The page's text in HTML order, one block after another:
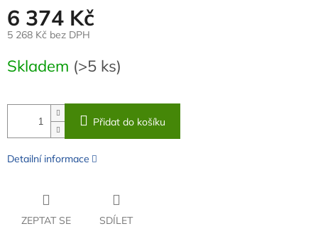
6 374 Kč
5 268 Kč bez DPH
cena:
Skladem (>5 ks)
Přidat do košíku
Detailní informace
ZEPTAT SE SDÍLET